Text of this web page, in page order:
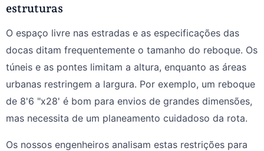
estruturas
O espaço livre nas estradas e as especificações das
docas ditam frequentemente o tamanho do reboque. Os
túneis e as pontes limitam a altura, enquanto as áreas
urbanas restringem a largura. Por exemplo, um reboque
de 8'6 "x28' é bom para envios de grandes dimensões,
mas necessita de um planeamento cuidadoso da rota.
Os nossos engenheiros analisam estas restrições para